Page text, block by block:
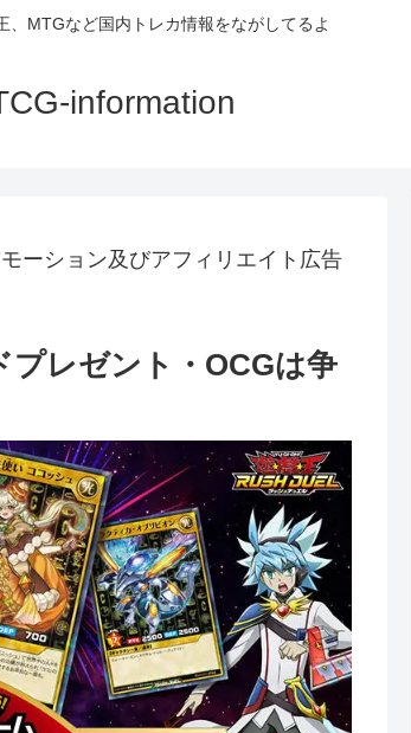
、MTGなど国内トレカ情報をながしてるよ
information
ーション及びアフィリエイト広告
プレゼント・OCGは争